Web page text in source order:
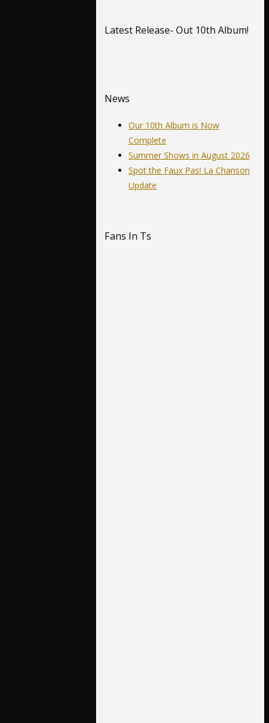
Latest Release- Out 10th Album!
News
Our 10th Album is Now
Complete
Summer Shows in August 2026
Spot the Faux Pas! La Chanson
Update
Fans In Ts